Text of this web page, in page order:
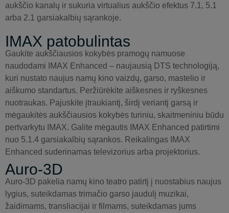
aukščio kanalų ir sukuria virtualius aukščio efektus 7.1, 5.1
arba 2.1 garsiakalbių sąrankoje.
IMAX patobulintas
Gaukite aukščiausios kokybės pramogų namuose
naudodami IMAX Enhanced – naujausią DTS technologiją,
kuri nustato naujus namų kino vaizdų, garso, mastelio ir
aiškumo standartus. Peržiūrėkite aiškesnes ir ryškesnes
nuotraukas. Pajuskite įtraukiantį, širdį veriantį garsą ir
mėgaukitės aukščiausios kokybės turiniu, skaitmeniniu būdu
pertvarkytu IMAX. Galite mėgautis IMAX Enhanced patirtimi
nuo 5.1.4 garsiakalbių sąrankos. Reikalingas IMAX
Enhanced suderinamas televizorius arba projektorius.
Auro-3D
Auro-3D pakelia namų kino teatro patirtį į nuostabius naujus
lygius, suteikdamas trimačio garso jaudulį muzikai,
žaidimams, transliacijai ir filmams, suteikdamas jums